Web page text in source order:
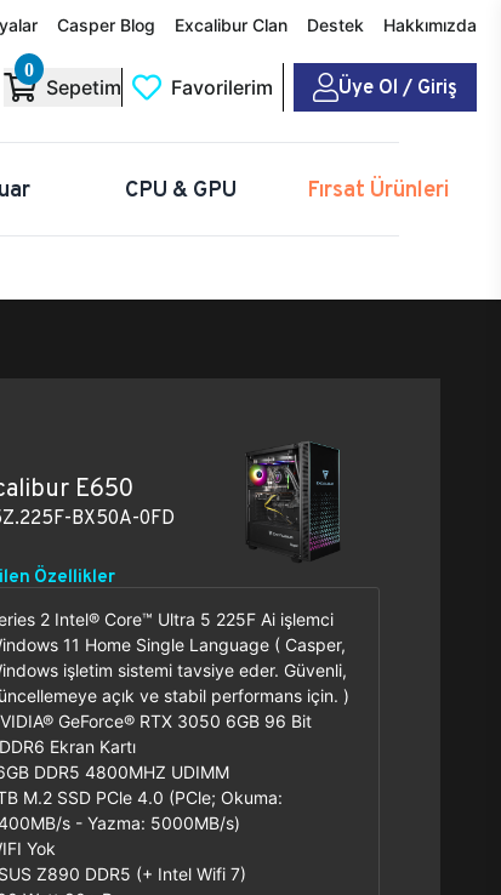
Casper Blog Excalibur Clan Destek Hakkımızda
0
Sepetim Favorilerim Üye Ol / Giriş
CPU & GPU Fırsat Ürünleri
E650
BX50A-0FD
Özellikler
2 Intel® Core™ Ultra 5 225F Ai işlemci
11 Home Single Language ( Casper,
işletim sistemi tavsiye eder. Güvenli,
açık ve stabil performans için. )
GeForce® RTX 3050 6GB 96 Bit
Ekran Kartı
DDR5 4800MHZ UDIMM
M.2 SSD PCle 4.0 (PCle; Okuma:
s - Yazma: 5000MB/s)
Yok
Z890 DDR5 (+ Intel Wifi 7)